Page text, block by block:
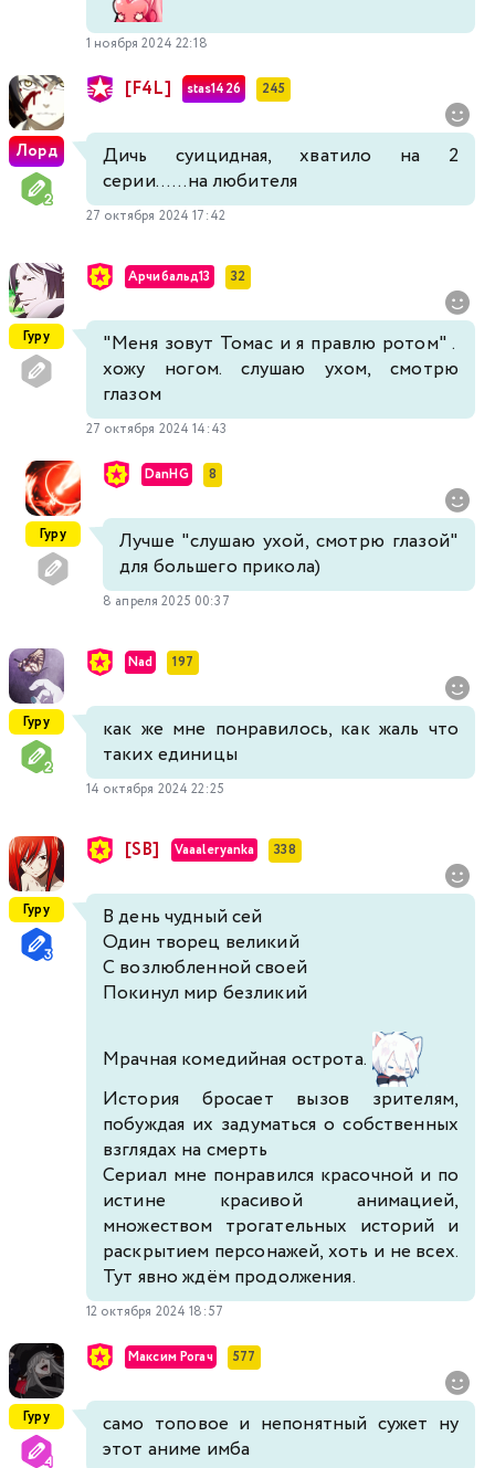
1 ноября 2024 22:18
Лорд
[F4L] stas1426 245
Дичь суицидная, хватило на 2
серии......на любителя
27 октября 2024 17:42
Гуру
Арчибальд13 32
"Меня зовут Томас и я правлю ротом" .
хожу ногом. слушаю ухом, смотрю
глазом
27 октября 2024 14:43
Гуру
DanHG 8
Лучше "слушаю ухой, смотрю глазой"
для большего прикола)
8 апреля 2025 00:37
Гуру
Nad 197
как же мне понравилось, как жаль что
таких единицы
14 октября 2024 22:25
Гуру
[SB] Vaaaleryanka 338
В день чудный сей
Один творец великий
С возлюбленной своей
Покинул мир безликий
Мрачная комедийная острота.
История бросает вызов зрителям,
побуждая их задуматься о собственных
взглядах на смерть
Сериал мне понравился красочной и по
истине красивой анимацией,
множеством трогательных историй и
раскрытием персонажей, хоть и не всех.
Тут явно ждём продолжения.
12 октября 2024 18:57
Гуру
Максим Рогач 577
само топовое и непонятный сужет ну
этот аниме имба